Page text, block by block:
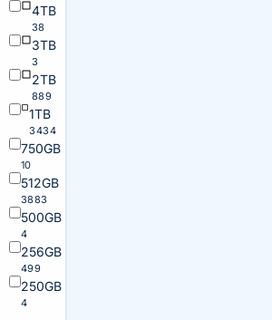
4TB
38
3TB
3
2TB
889
1TB
3434
750GB
10
512GB
3883
500GB
4
256GB
499
250GB
4